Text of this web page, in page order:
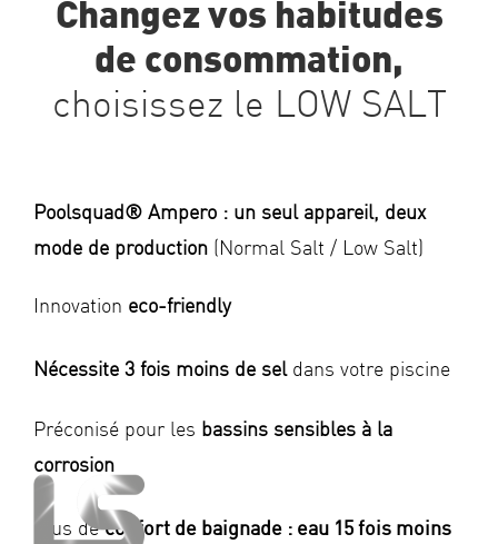
Changez vos habitudes
de consommation,
choisissez le LOW SALT
Poolsquad® Ampero : un seul appareil, deux
mode de production(Normal Salt / Low Salt)
Innovation eco-friendly
Nécessite 3 fois moins de seldans votre piscine
Préconisé pour les bassins sensibles à la
corrosion
Plus deconfort de baignade : eau 15 fois moins